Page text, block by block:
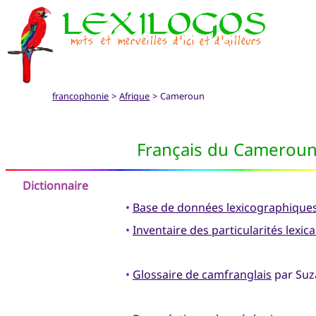
francophonie >Afrique > Cameroun
Français du
Dictionnaire
• Base de données
• Inventaire des particularités
• Glossaire de camfranglais par